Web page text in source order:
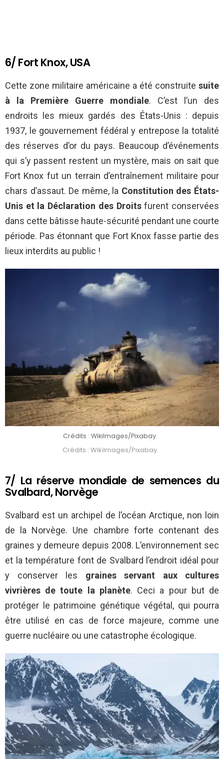
6/ Fort Knox, USA
Cette zone militaire américaine a été construite suite
à la Première Guerre mondiale. C’est l’un des
endroits les mieux gardés des États-Unis : depuis
1937, le gouvernement fédéral y entrepose la totalité
des réserves d’or du pays. Beaucoup d’événements
qui s’y passent restent un mystère, mais on sait que
Fort Knox fut un terrain d’entraînement militaire pour
chars d’assaut. De même, la Constitution des États-
Unis et la Déclaration des Droitsfurent conservées
dans cette bâtisse haute-sécurité pendant une courte
période. Pas étonnant que Fort Knox fasse partie des
lieux interdits au public !
Crédits : WikiImages/Pixabay
Crédits : WikiImages/Pixabay
7/ La réserve mondiale de semences du
Svalbard, Norvège
Svalbard est un archipel de l’océan Arctique, non loin
de la Norvège. Une chambre forte contenant des
graines y demeure depuis 2008. L’environnement sec
et la température font de Svalbard l’endroit idéal pour
y conserver les graines servant aux cultures
vivrières de toute la planète. Ceci a pour but de
protéger le patrimoine génétique végétal, qui pourra
être utilisé en cas de force majeure, comme une
guerre nucléaire ou une catastrophe écologique.